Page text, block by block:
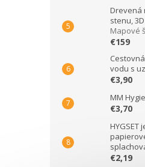
Drevená
stenu,
Mapové
€159
vodu s
€3,90
MM
€3,70
HYGSET
€2,19